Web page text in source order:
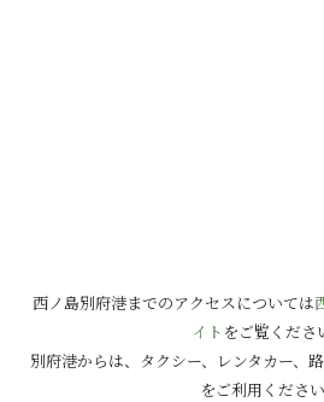
西ノ島別府港までのアクセスについては
イト をご覧くださ
別府港からは、タクシー、レンタカー、
をご利用ください